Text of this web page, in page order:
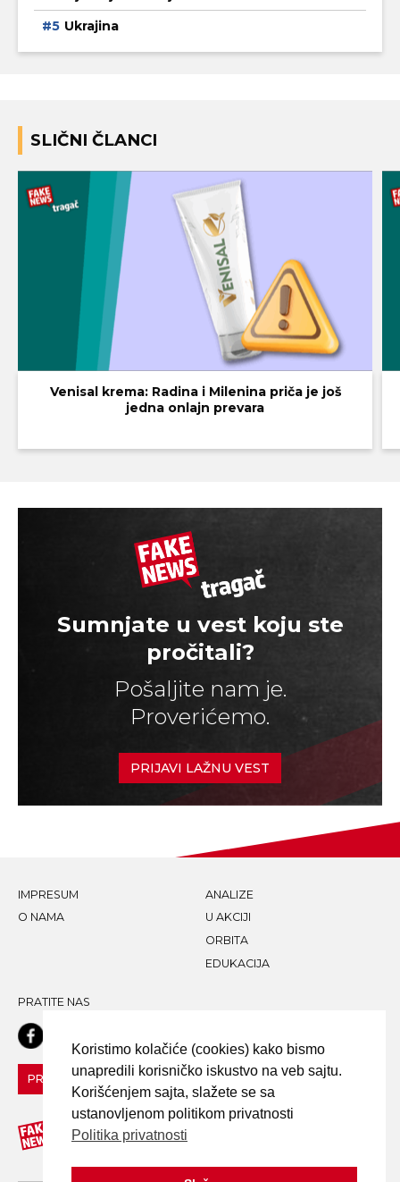
Ukrajina
SLIČNI ČLANCI
Venisal krema: Radina i Milenina priča je još
jedna onlajn prevara
Sumnjate u vest koju ste
pročitali?
Pošaljite nam je.
Proverićemo.
PRIJAVI LAŽNU VEST
IMPRESUM
O NAMA
ANALIZE
U AKCIJI
ORBITA
EDUKACIJA
PRATITE NAS
PRIJAVI LAŽNU VEST!
Koristimo kolačiće (cookies) kako bismo
unapredili korisničko iskustvo na veb sajtu.
Korišćenjem sajta, slažete se sa
ustanovljenom politikom privatnosti
Politika privatnosti